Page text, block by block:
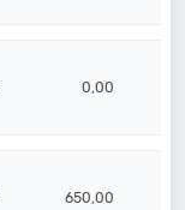
0,00
650,00